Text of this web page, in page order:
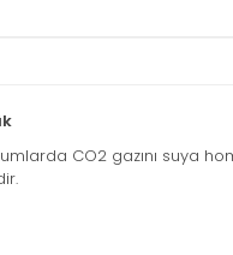
CO2 gazını suya